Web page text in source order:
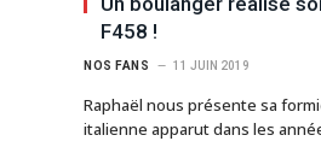
F458 !
NOS FANS 11 JUIN 2019
Raphaël nous présente sa
italienne apparut dans les